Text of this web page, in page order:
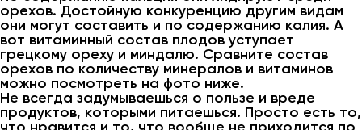
орехов. Достойную конкуренцию другим видам
они могут составить и по содержанию калия. А
вот витаминный состав плодов уступает
грецкому ореху и миндалю. Сравните состав
орехов по количеству минералов и витаминов
можно посмотреть на фото ниже.
Не всегда задумываешься о пользе и вреде
продуктов, которыми питаешься. Просто есть то,